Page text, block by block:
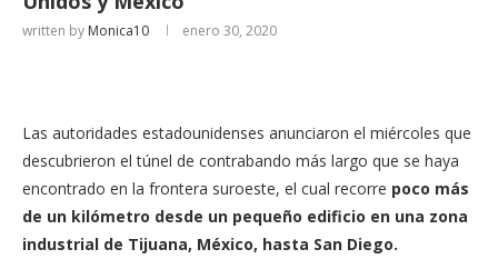
written by Monica10 enero 30, 2020
Las autoridades estadounidenses anunciaron el miércoles que
descubrieron el túnel de contrabando más largo que se haya
encontrado en la frontera suroeste, el cual recorre poco más
de un kilómetro desde un pequeño edificio en una zona
industrial de Tijuana, México, hasta San Diego.